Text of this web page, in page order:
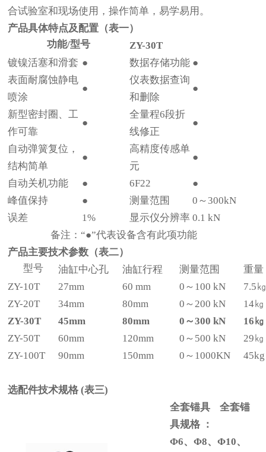
合试验室和现场使用，操作简单，易学易用。
产品具体特点及配置（表一）
功能/型号
ZY-30T
镀镍活塞和滑套 ● 数据存储功能 ●
表面耐腐蚀静电
喷涂
●
仪表数据查询
和删除
●
新型密封圈、工
作可靠
●
全量程6段折
线修正
●
自动弹簧复位，
结构简单
●
高精度传感单
元
●
自动关机功能 ● 6F22
●
峰值保持
● 测量范围
0～300kN
误差
1% 显示仪分辨率 0.1 kN
备注：“●”代表设备含有此项功能
产品主要技术参数（表二）
型号
油缸中心孔 油缸行程 测量范围
重量
ZY-10T
27mm 60 mm 0～100 kN
7.5
ZY-20T
34mm 80mm 0～200 kN
14㎏
ZY-30T
45mm 80mm 0～300 kN
16㎏
ZY-50T
60mm 120mm 0～500 kN
29㎏
ZY-100T
90mm 150mm 0～1000KN 45kg
选配件技术规格 (表三)
全套锚具 全套锚
具规格 ：
Φ6、Φ8、Φ10、